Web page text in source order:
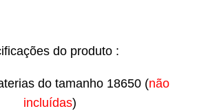
do produto :
do tamanho 18650 (não
incluídas)